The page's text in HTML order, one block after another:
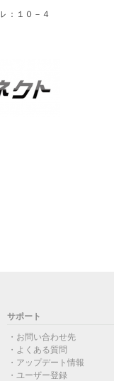
：１０－４
サポート
お問い合わせ先
よくある質問
アップデート情報
ユーザー登録